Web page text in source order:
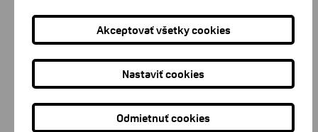
Zákaznícke centrum Košice
Zákaznícke tel. linky: 055/625 3352, 0917 895 062 Južná
trieda 8, 040 01 Košice
Zákaznícke centrum Žilina
Akceptovať všetky cookies
Nastaviť cookies
Odmietnuť cookies